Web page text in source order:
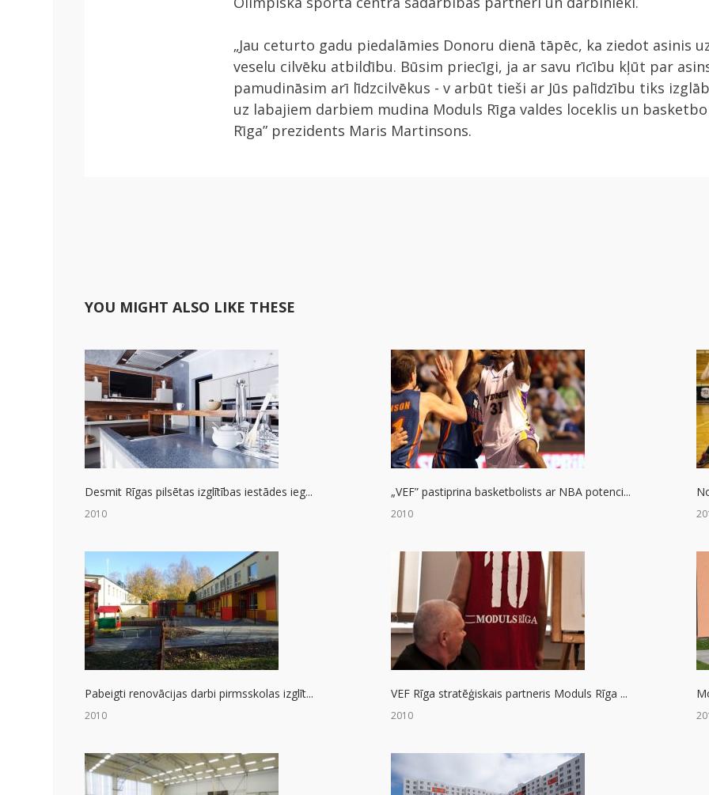
„Jau ceturto gadu piedalāmies Donoru dienā tāpēc, ka ziedot asinis
veselu cilvēku atbildību. Būsim priecīgi, ja ar savu rīcību kļūt par
pamudināsim arī līdzcilvēkus - v arbūt tieši ar Jūs palīdzību tiks
uz labajiem darbiem mudina Moduls Rīga valdes loceklis un
Rīga” prezidents Maris Martinsons.
YOU MIGHT ALSO LIKE THESE
Desmit Rīgas pilsētas izglītības iestādes ieg...
2010
„VEF” pastiprina basketbolists ar NBA potenci...
2010
Pabeigti renovācijas darbi pirmsskolas izglīt...
2010
VEF Rīga stratēģiskais partneris Moduls Rīga ...
2010